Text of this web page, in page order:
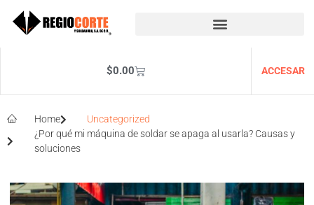
$0.00 ACCESAR
Home
Uncategorized
¿Por qué mi máquina de soldar se apaga al usarla? Causas y
soluciones